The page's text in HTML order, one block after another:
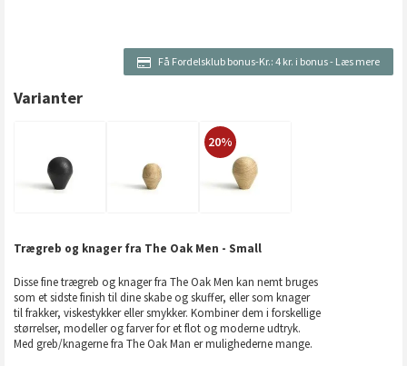
Få Fordelsklub bonus-Kr.: 4 kr. i bonus- Læs mere
Varianter
20%
Trægreb og knager fra The Oak Men - Small
Disse fine trægreb og knager fra The Oak Men kan nemt bruges
som et sidste finish til dine skabe og skuffer, eller som knager
til frakker, viskestykker eller smykker. Kombiner dem i forskellige
størrelser, modeller og farver for et flot og moderne udtryk.
Med greb/knagerne fra The Oak Man er mulighederne mange.